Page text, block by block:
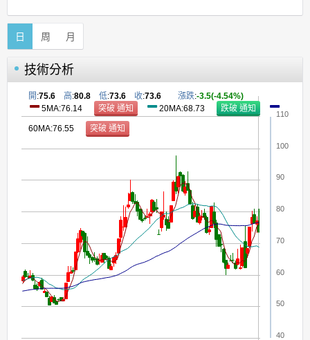
日 周 月
技術分析
40
50
60
70
80
90
100
110
開 :75.6 高:80.8 低:73.6 收:73.6 漲跌:-3.5(-4.54%)
5MA:76.14
20MA:68.73
60MA:76.55